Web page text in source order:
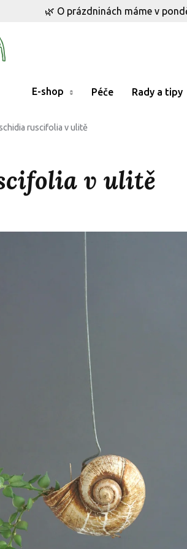
🌿 O prázdninách máme v
E-shop Péče Rady a tipy
ruscifolia v ulitě
v ulitě